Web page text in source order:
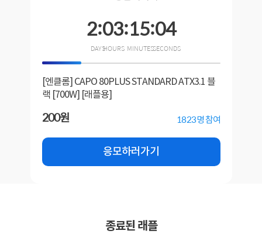
2:03:15:04
[엔클롬] CAPO 80PLUS STANDARD ATX3.1 블
랙 [700W] [래플용]
200원 1823명 참여
응모하러가기
종료된 래플